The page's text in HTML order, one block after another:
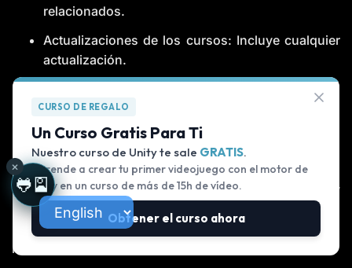
relacionados.
Actualizaciones de los cursos: Incluye cualquier
actualización.
Acceso a la comunidad: Resuelve dudas con
profesores o compañeros.
Certificado de la ruta: Obtén un certificado al
completar la ruta y cada curso.
No dejes pasar la oportunidad de aprender y
perfeccionar tus habilidades de programación con
Frogames. ¡Inscríbete hoy mismo y da el primer paso
hacia una carrera exitosa en el desarrollo de software!
CURSO DE REGALO
Un Curso Gratis Para Ti
Nuestro curso de Unity te sale GRATIS.
Aprende a crear tu primer videojuego con el motor de
Unity en un curso de más de 15h de vídeo.
Obtener el curso ahora
×
🐸🎴
modelo equivocado en Claude — Guía
explicada al 100%
YouTube
POST
¿Puedes distinguir mi voz de una Inteligencia
Blog
Comparativa exprés: ¿GPU, TPU o NPU para
proyectos de hobby?
VIDEO